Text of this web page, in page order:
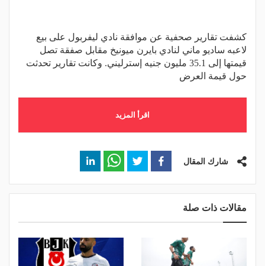
كشفت تقارير صحفية عن موافقة نادي ليفربول على بيع
لاعبه ساديو ماني لنادي بايرن ميونيخ مقابل صفقة تصل
قيمتها إلى 35.1 مليون جنيه إسترليني. وكانت تقارير تحدثت
حول قيمة العرض
اقرأ المزيد
شارك المقال
مقالات ذات صلة